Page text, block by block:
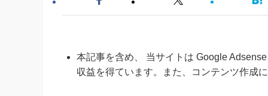
本記事を含め、 当サイトは Google
収益を得ています。また、コンテンツ作成